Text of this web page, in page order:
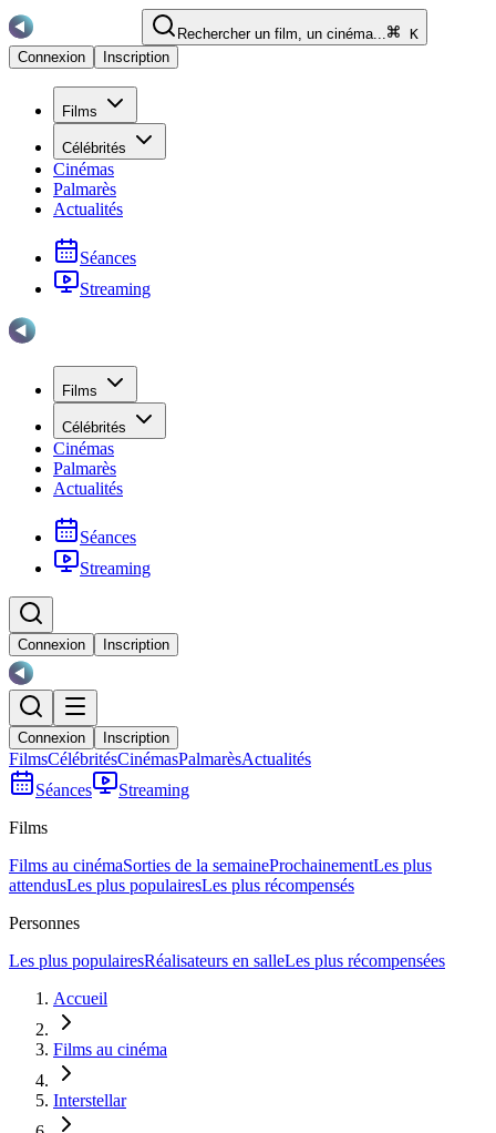
Rechercher un film, un cinéma...
K
Connexion
Inscription
Films
Célébrités
Cinémas
Palmarès
Actualités
Séances
Streaming
Films
Célébrités
Cinémas
Palmarès
Actualités
Séances
Streaming
Connexion Inscription
Connexion Inscription
FilmsCélébritésCinémasPalmarèsActualités
Séances
Streaming
Films
Films au cinémaSorties de la semaineProchainementLes plus
attendusLes plus populairesLes plus récompensés
Personnes
Les plus populairesRéalisateurs en salleLes plus récompensées
Accueil
Films au cinéma
Interstellar